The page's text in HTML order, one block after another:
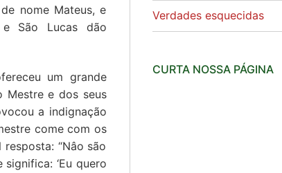
nome Mateus, e
e São Lucas dão
um grande
Mestre e dos seus
a indignação
come com os
“Nâo são
‘Eu quero
Verdades esquecidas
CURTA NOSSA PÁGINA